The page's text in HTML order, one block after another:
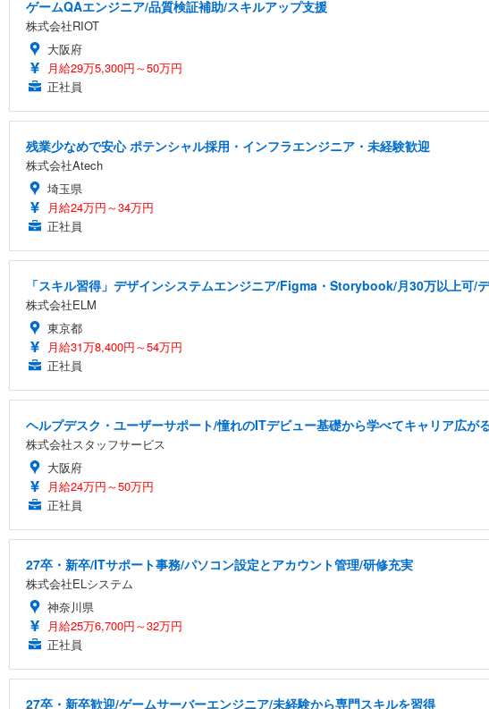
ゲームQAエンジニア/品質検証補助/スキルアップ支援
株式会社RIOT
大阪府
月給29万5,300円～50万円
正社員
残業少なめで安心 ポテンシャル採用・インフラエンジニア・未経験歓迎
株式会社Atech
埼玉県
月給24万円～34万円
正社員
「スキル習得」デザインシステムエンジニア/Figma・Storybook/月30万以上可/
株式会社ELM
東京都
月給31万8,400円～54万円
正社員
ヘルプデスク・ユーザーサポート/憧れのITデビュー基礎から学べてキャリア広が
株式会社スタッフサービス
大阪府
月給24万円～50万円
正社員
27卒・新卒/ITサポート事務/パソコン設定とアカウント管理/研修充実
株式会社ELシステム
神奈川県
月給25万6,700円～32万円
正社員
27卒・新卒歓迎/ゲームサーバーエンジニア/未経験から専門スキルを習得